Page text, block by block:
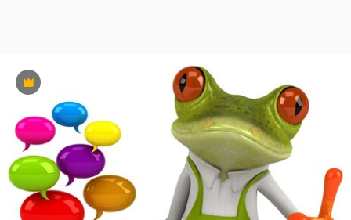
Premium